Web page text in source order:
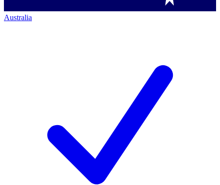
Australia